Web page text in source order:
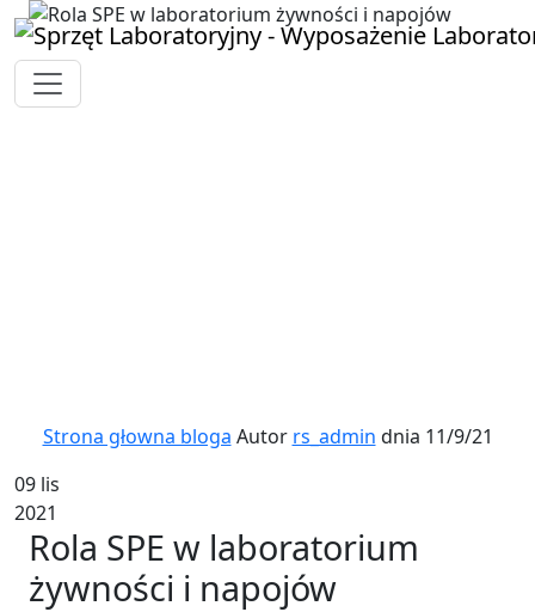
Strona głowna bloga Autor rs_admin dnia 11/9/21
09 lis
2021
Rola SPE w laboratorium
żywności i napojów